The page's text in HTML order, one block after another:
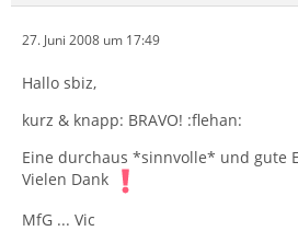
27. Juni 2008 um 17:49
Hallo sbiz,
kurz & knapp: BRAVO! :flehan:
Eine durchaus *sinnvolle* und gute
Vielen Dank
MfG ... Vic